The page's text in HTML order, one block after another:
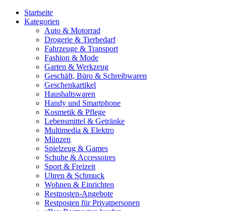
Startseite
Kategorien
Auto & Motorrad
Drogerie & Tierbedarf
Fahrzeuge & Transport
Fashion & Mode
Garten & Werkzeug
Geschäft, Büro & Schreibwaren
Geschenkartikel
Haushaltswaren
Handy und Smartphone
Kosmetik & Pflege
Lebensmittel & Getränke
Multimedia & Elektro
Münzen
Spielzeug & Games
Schuhe & Accessoires
Sport & Freizeit
Uhren & Schmuck
Wohnen & Einrichten
Restposten-Angebote
Restposten für Privatpersonen